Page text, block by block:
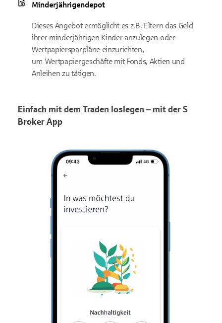
Minderjährigendepot
Dieses Angebot ermöglicht es z.B. Eltern das Geld
ihrer minderjährigen Kinder anzulegen oder
Wertpapiersparpläne einzurichten,
um Wertpapiergeschäfte mit Fonds, Aktien und
Anleihen zu tätigen.
Einfach mit dem Traden loslegen – mit der S
Broker App